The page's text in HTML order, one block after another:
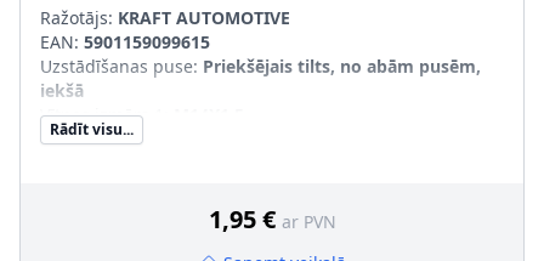
Ražotājs: KRAFT AUTOMOTIVE
EAN: 5901159099615
Uzstādīšanas puse: Priekšējais tilts, no abām pusēm,
iekšā
Vītnes izmērs 1
Vītnes izmērs 2
Rādīt visu...
1,95 € ar PVN